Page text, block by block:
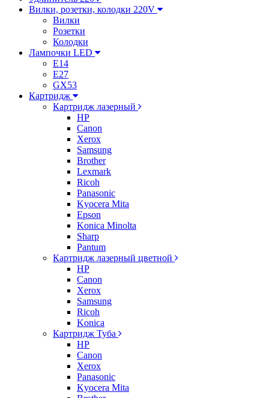
Вилки, розетки, колодки 220V
Вилки
Розетки
Колодки
Лампочки LED
E14
E27
GX53
Картридж
Картридж лазерный
HP
Canon
Xerox
Samsung
Brother
Lexmark
Ricoh
Panasonic
Kyocera Mita
Epson
Konica Minolta
Sharp
Pantum
Картридж лазерный цветной
HP
Canon
Xerox
Samsung
Ricoh
Konica
Картридж Туба
HP
Canon
Xerox
Panasonic
Kyocera Mita